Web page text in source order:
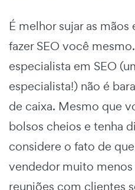
É melhor sujar as
fazer SEO você
especialista em SEO
especialista!) não é
de caixa. Mesmo que
bolsos cheios e tenha
considere o fato de
vendedor muito
reuniões com clientes